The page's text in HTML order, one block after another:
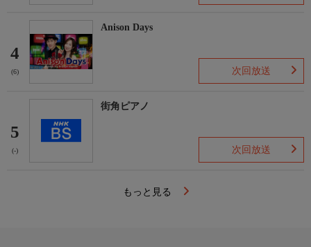
4
(6)
Anison Days
次回放送
5
(-)
街角ピアノ
次回放送
もっと見る